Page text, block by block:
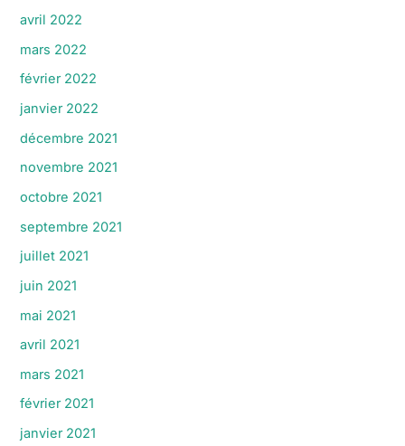
avril 2022
mars 2022
février 2022
janvier 2022
décembre 2021
novembre 2021
octobre 2021
septembre 2021
juillet 2021
juin 2021
mai 2021
avril 2021
mars 2021
février 2021
janvier 2021